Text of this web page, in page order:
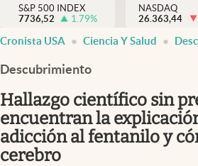
DÓLAR
Inmigración
Espiritual
Streaming
S&P 500 INDEX
7736,52
1.79%
NASDAQ
26.363,44
Cronista USA Ciencia Y Salud
Descubrimiento
Hallazgo científico sin
encuentran la
adicción al fentanilo y
cerebro